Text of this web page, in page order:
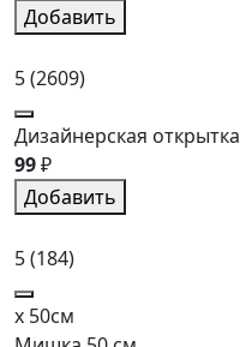
Добавить
5(2609)
Дизайнерская открытка
99₽
Добавить
5(184)
x 50см